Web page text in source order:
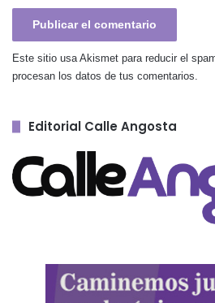
Este sitio usa Akismet para reducir el
procesan los datos de tus comentarios.
Editorial Calle Angosta